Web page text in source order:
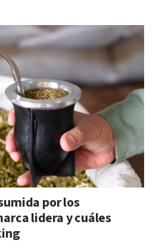
por los
lidera y cuáles